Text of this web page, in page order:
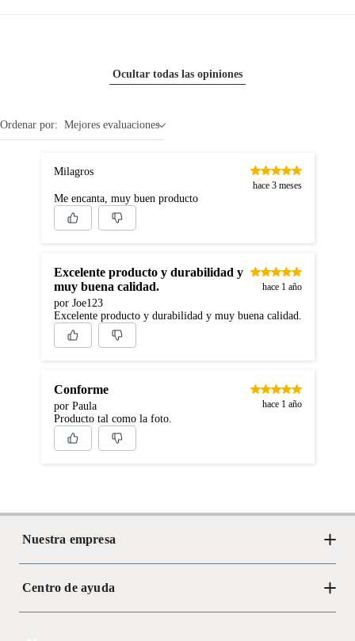
Ocultar todas las opiniones
Ordenar por: Mejores evaluaciones
Milagros
hace 3 meses
Me encanta, muy buen producto
Excelente producto y durabilidad y
muy buena calidad.
por Joe123
hace 1 año
Excelente producto y durabilidad y muy buena calidad.
Conforme
por Paula hace 1 año
Producto tal como la foto.
Nuestra empresa
Acerca de Crate
Centro de ayuda